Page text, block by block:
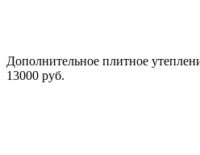
Дополнительное плитное
13000 руб.